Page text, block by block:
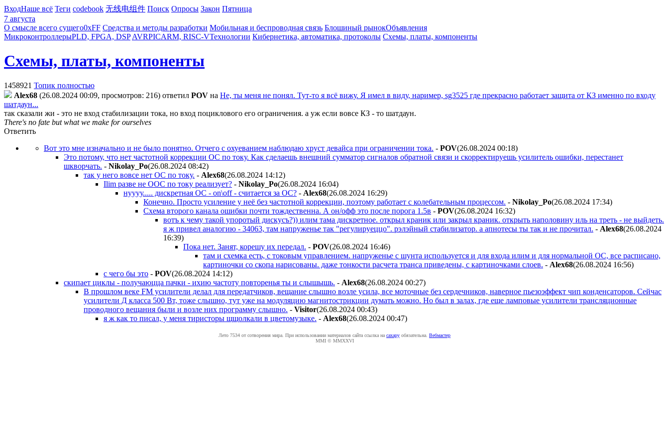
ВходНаше всё Теги codebook 无线电组件 Поиск Опросы Закон Пятница
7 августа
О смысле всего сущего0xFF Средства и методы разработки Мобильная и беспроводная связь Блошиный рынокОбъявления
МикроконтроллерыPLD, FPGA, DSP AVRPICARM, RISC-VТехнологии Кибернетика, автоматика, протоколы Схемы, платы, компоненты
Схемы, платы, компоненты
1458921 Топик полностью
Alex68 (26.08.2024 00:09, просмотров: 216) ответил POV на Не, ты меня не понял. Тут-то я всё вижу. Я имел в виду, наример, sg3525 где прекрасно работает защита от КЗ именно по входу
шатдаун...
так сказали жи - это не вход стабилизации тока, но вход поциклового его ограничения. а уж если вовсе КЗ - то шатдаун.
There's no fate but what we make for ourselves
Ответить
Вот это мне изначально и не было понятно. Отчего с охуеванием наблюдаю хруст девайса при ограничении тока. - POV(26.08.2024 00:18)
Это потому, что нет частотной коррекции ОС по току. Как сделаешь внешний сумматор сигналов обратной связи и скорректируешь усилитель ошибки, перестанет
шкворчать. - Nikolay_Po(26.08.2024 08:42)
так у него вовсе нет ОС по току. - Alex68(26.08.2024 14:12)
Ilim разве не ООС по току реализует? - Nikolay_Po(26.08.2024 16:04)
нуууу..... дискретная ОС - on\off - считается за ОС? - Alex68(26.08.2024 16:29)
Конечно. Просто усиление у неё без частотной коррекции, поэтому работает с колебательным процессом. - Nikolay_Po(26.08.2024 17:34)
Схема второго канала ошибки почти тождественна. А он/офф это после порога 1.5в - POV(26.08.2024 16:32)
вотъ к чему такой упоротый дискусъ?)) илим тама дискретное. открыл краник или закрыл краник. открыть наполовину иль на треть - не выйдеть.
я ж привел аналогию - 34063, там напруженье так "регулируеццо". рэлэйный стабилизатор. а апнотесы ты так и не прочитал. - Alex68(26.08.2024
16:39)
Пока нет. Занят, корешу их передал. - POV(26.08.2024 16:46)
там и схемка есть, с токовым управлением. напруженье с шунта используется и для входа илим и для нормальной ОС, все расписано,
картиночки со скопа нарисованы. даже тонкости расчета транса приведены, с картиночками слоев. - Alex68(26.08.2024 16:56)
с чего бы это - POV(26.08.2024 14:12)
скипает циклы - получаюцца пачки - ихию частоту повторенья ты и слышышь. - Alex68(26.08.2024 00:27)
В прошлом веке FM усилители делал для передатчиков, вещание слышно возле усила, все моточные без сердечников, наверное пьезоэффект чип конденсаторов. Сейчас
усилители Д класса 500 Вт, тоже слышно, тут уже на модуляцию магнитострикции думать можно. Но был в залах, где еще ламповые усилители трансляционные
проводного вещания были и возле них программу слышно. - Visitor(26.08.2024 00:43)
я ж как то писал, у меня тиристоры щщолкали в цветомузыке. - Alex68(26.08.2024 00:47)
Лето 7534 от сотворения мира. При использовании материалов сайта ссылка на caxapу обязательна. Вебмастер
MMI © MMXXVI